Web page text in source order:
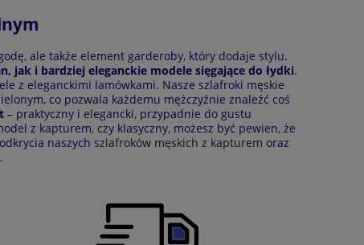
ale także element garderoby, który dodaje stylu.
jak i bardziej eleganckie modele sięgające do łydki.
z eleganckimi lamówkami. Nasze szlafroki męskie
co pozwala każdemu mężczyźnie znaleźć coś
– praktyczny i elegancki, przypadnie do gustu
z kapturem, czy klasyczny, możesz być pewien, że
naszych szlafroków męskich z kapturem oraz